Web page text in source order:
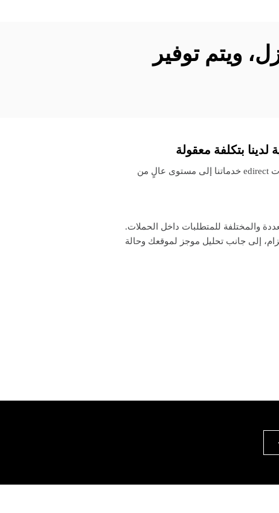
ويتم توفير
بتكلفة معقولة
على الرغم من أن هذه عملية معقدة ومفصلة، فقد طورت edirect خدماتنا إلى مستوى عالٍ من
والمختلفة للمتطلبات داخل الحملات.
إلى جانب تحليل موجز لموقعك وحالة